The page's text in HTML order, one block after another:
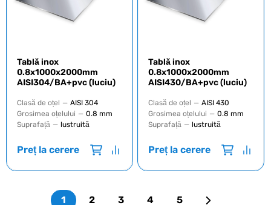
Tablă inox
0.8х1000х2000mm
AISI304/BA+pvc (luciu)
Clasă de oțel — AISI 304
Grosimea oțelului — 0.8 mm
Suprafață — lustruită
Preț la cerere
Tablă inox
0.8х1000х2000mm
AISI430/BA+pvc (luciu)
Clasă de oțel — AISI 430
Grosimea oțelului — 0.8 mm
Suprafață — lustruită
Preț la cerere
1 2 3 4 5